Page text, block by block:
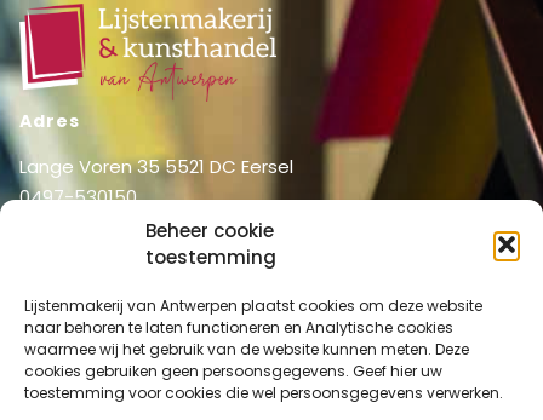
Beheer cookie
toestemming
Lijstenmakerij van Antwerpen plaatst cookies om deze website
naar behoren te laten functioneren en Analytische cookies
waarmee wij het gebruik van de website kunnen meten. Deze
cookies gebruiken geen persoonsgegevens. Geef hier uw
toestemming voor cookies die wel persoonsgegevens verwerken.
Adres
Lange Voren 35 5521 DC Eersel
0497-530150
info@lijstenmakerij vanantwerpen.nl
Home
Over ons
Diensten
Shop
Shop
Mijn account